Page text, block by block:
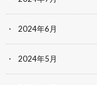
2024年6月
2024年5月